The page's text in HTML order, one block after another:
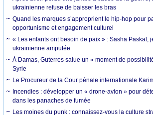
ukrainienne refuse de baisser les bras
Quand les marques s’approprient le hip-hop pour
opportunisme et engagement culturel
« Les enfants ont besoin de paix » : Sasha Paskal,
ukrainienne amputée
À Damas, Guterres salue un « moment de
Syrie
Le Procureur de la Cour pénale internationale
Incendies : développer un « drone-avion » pour
dans les panaches de fumée
Les moines du punk : connaissez-vous la culture